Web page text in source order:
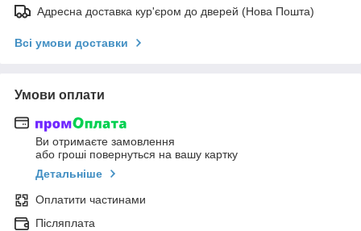
Адресна доставка кур'єром до дверей (Нова Пошта)
Всі умови доставки
Умови оплати
Ви отримаєте замовлення
або гроші повернуться на вашу картку
Детальніше
Оплатити частинами
Післяплата